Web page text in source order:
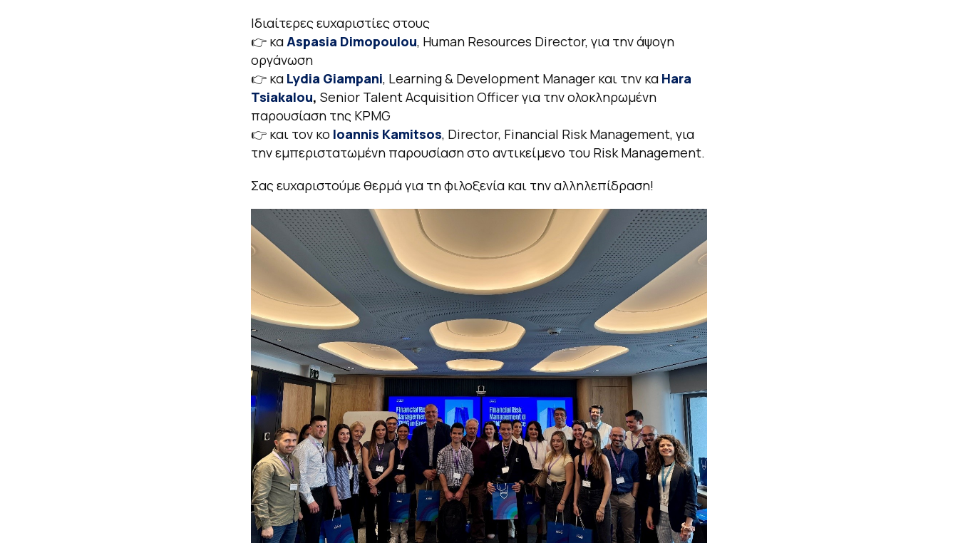
Ιδιαίτερες ευχαριστίες στους
👉 καAspasia Dimopoulou, Human Resources Director, για την άψογη
οργάνωση
👉 κα Lydia Giampani, Learning & Development Manager και την κα Hara
Tsiakalou, Senior Talent Acquisition Officer για την ολοκληρωμένη
παρουσίαση της KPMG
👉 και τον κο Ioannis Kamitsos, Director, Financial Risk Management, για
την εμπεριστατωμένη παρουσίαση στο αντικείμενο του Risk Management.
Σας ευχαριστούμε θερμά για τη φιλοξενία και την αλληλεπίδραση!